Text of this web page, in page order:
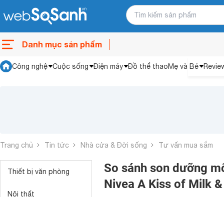
Danh mục sản phẩm
Công nghệ Cuộc sống Điện máy Đồ thể thaoMẹ và Bé
Trang chủ Tin tức Nhà cửa & Đời sống Tư vấn mua sắm
Thiết bị văn phòng
Nội thất
So sánh son dưỡng
Nivea A Kiss of Milk